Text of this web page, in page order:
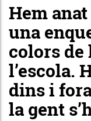
Hem
una
colors de
l’escola.
dins i
la gent